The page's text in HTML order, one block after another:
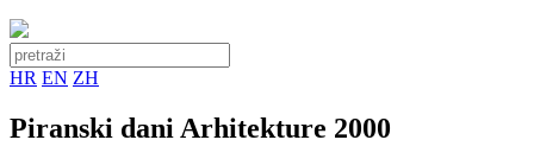
HR EN ZH
Piranski dani Arhitekture 2000